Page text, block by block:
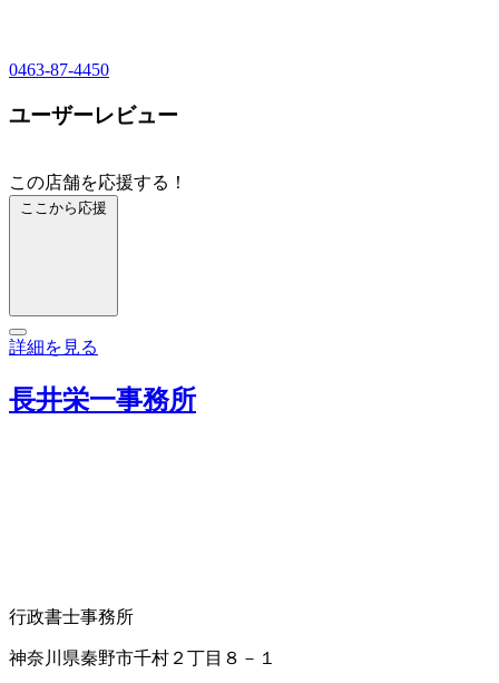
0463-87-4450
ユーザーレビュー
この店舗を応援する！
ここから応援
詳細を見る
長井栄一事務所
行政書士事務所
神奈川県秦野市千村２丁目８－１